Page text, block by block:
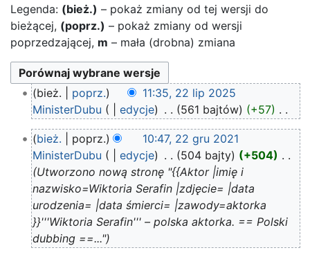
Legenda: (bież.) – pokaż zmiany od tej wersji do
bieżącej, (poprz.) – pokaż zmiany od wersji
poprzedzającej, m – mała (drobna) zmiana
22
2025
bież. poprz.
11:35, 22 lip 2025
MinisterDubu
edycje 561 bajtów +57
i
e
p
o
d
a
n
22
2021
bież. poprz.
10:47, 22 gru 2021
MinisterDubu
edycje 504 bajty +504
Utworzono nową stronę "{{Aktor |imię i
nazwisko=Wiktoria Serafin |zdjęcie= |data
urodzenia= |data śmierci= |zawody=aktorka
}}'''Wiktoria Serafin''' – polska aktorka. == Polski
dubbing ==..."